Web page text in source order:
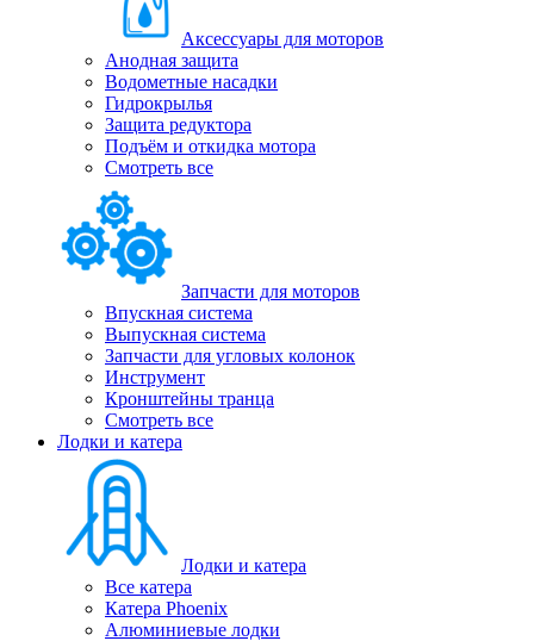
Аксессуары для моторов
Анодная защита
Водометные насадки
Гидрокрылья
Защита редуктора
Подъём и откидка мотора
Смотреть все
Запчасти для моторов
Впускная система
Выпускная система
Запчасти для угловых колонок
Инструмент
Кронштейны транца
Смотреть все
Лодки и катера
Лодки и катера
Все катера
Катера Phoenix
Алюминиевые лодки